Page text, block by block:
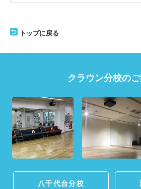
トップに戻る
クラウン分校の
八千代台分校